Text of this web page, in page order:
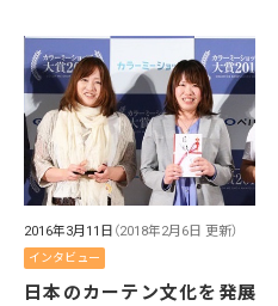
2016年3月11日 （2018年2月6日 更新）
インタビュー
日本のカーテン文化を発展